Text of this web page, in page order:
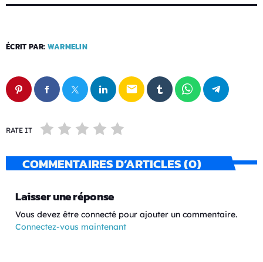
ÉCRIT PAR: WARMELIN
email
RATE IT
COMMENTAIRES D’ARTICLES (0)
Laisser une réponse
Vous devez être connecté pour ajouter un commentaire.
Connectez-vous maintenant